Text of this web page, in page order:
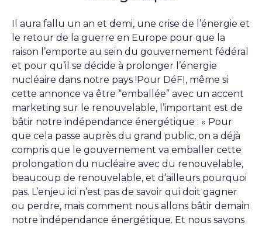
Il aura fallu un an et demi, une crise de l’énergie et
le retour de la guerre en Europe pour que la
raison l’emporte au sein du gouvernement fédéral
et pour qu’il se décide à prolonger l’énergie
nucléaire dans notre pays !Pour DéFI, même si
cette annonce va être “emballée” avec un accent
marketing sur le renouvelable, l’important est de
bâtir notre indépendance énergétique : « Pour
que cela passe auprès du grand public, on a déjà
compris que le gouvernement va emballer cette
prolongation du nucléaire avec du renouvelable,
beaucoup de renouvelable, et d’ailleurs pourquoi
pas. L’enjeu ici n’est pas de savoir qui doit gagner
ou perdre, mais comment nous allons bâtir demain
notre indépendance énergétique. Et nous savons